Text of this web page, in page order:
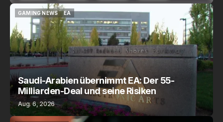
GAMING NEWS
GAMING NEWS
EA
EA
Saudi-Arabien übernimmt EA: Der 55-
Milliarden-Deal und seine Risiken
Aug. 6, 2026